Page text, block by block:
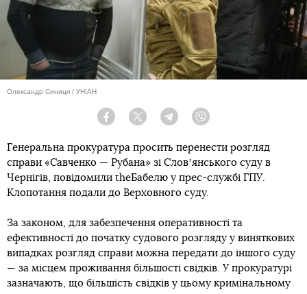
Олександр Синиця / УНІАН
Facebook Twitter Telegram
Генеральна прокуратура просить перенести розгляд
справи «Савченко — Рубана» зі Словʼянського суду в
Чернігів, повідомили theБабелю у прес-службі ГПУ.
Клопотання подали до Верховного суду.
За законом, для забезпечення оперативності та
ефективності до початку судового розгляду у виняткових
випадках розгляд справи можна передати до іншого суду
— за місцем проживання більшості свідків. У прокуратурі
зазначають, що більшість свідків у цьому кримінальному